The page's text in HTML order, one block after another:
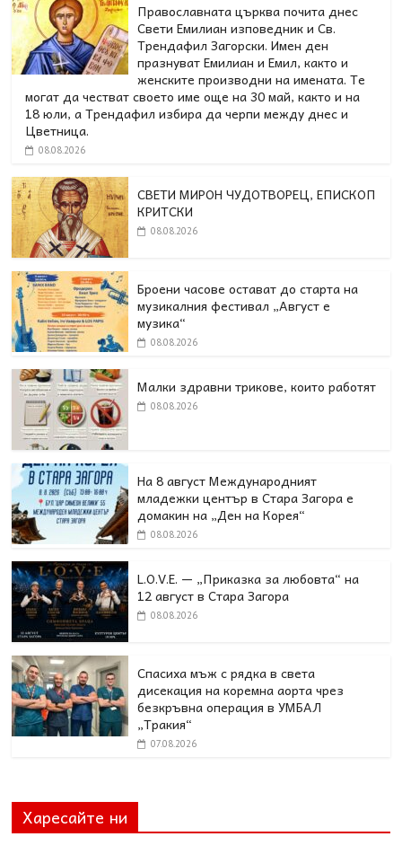
Православната църква почита днес
Свети Емилиан изповедник и Св.
Трендафил Загорски. Имен ден
празнуват Емилиан и Емил, както и
женските производни на имената. Те
могат да честват своето име още на 30 май, както и на
18 юли, а Трендафил избира да черпи между днес и
Цветница.
08.08.2026
СВЕТИ МИРОН ЧУДОТВОРЕЦ, ЕПИСКОП
КРИТСКИ
08.08.2026
Броени часове остават до старта на
музикалния фестивал „Август е
музика“
08.08.2026
Малки здравни трикове, които работят
08.08.2026
На 8 август Международният
младежки център в Стара Загора е
домакин на „Ден на Корея“
08.08.2026
L.O.V.E. — „Приказка за любовта“ на
12 август в Стара Загора
08.08.2026
Спасиха мъж с рядка в света
дисекация на коремна аорта чрез
безкръвна операция в УМБАЛ
„Тракия“
07.08.2026
Харесайте ни